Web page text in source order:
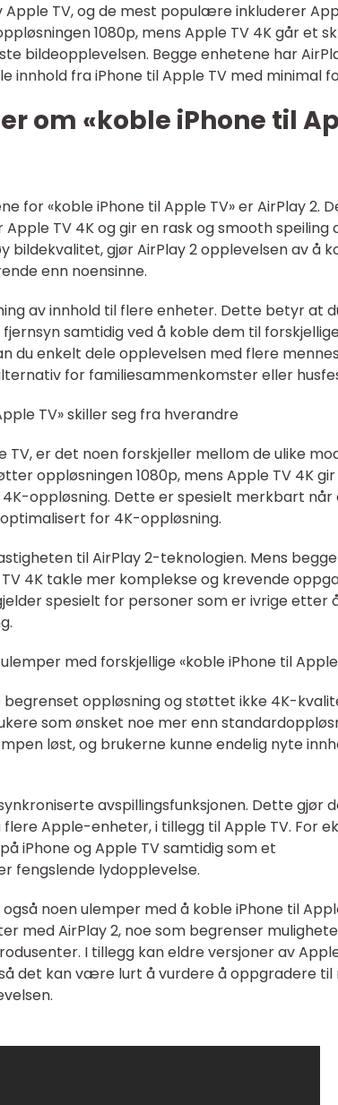
TV, og de mest populære inkluderer
1080p, mens Apple TV 4K går et
bildeopplevelsen. Begge enhetene har
innhold fra iPhone til Apple TV med minimal
om «koble iPhone til
for «koble iPhone til Apple TV» er AirPlay 2.
TV 4K og gir en rask og smooth speiling
bildekvalitet, gjør AirPlay 2 opplevelsen av å
enn noensinne.
av innhold til flere enheter. Dette betyr at
samtidig ved å koble dem til
du enkelt dele opplevelsen med flere
for familiesammenkomster eller
TV» skiller seg fra hverandre
TV, er det noen forskjeller mellom de ulike
oppløsningen 1080p, mens Apple TV 4K
oppløsning. Dette er spesielt merkbart når
for 4K-oppløsning.
til AirPlay 2-teknologien. Mens begge
4K takle mer komplekse og krevende
spesielt for personer som er ivrige etter
med forskjellige «koble iPhone til Apple
begrenset oppløsning og støttet ikke 4K-
som ønsket noe mer enn
løst, og brukerne kunne endelig nyte
avspillingsfunksjonen. Dette gjør
Apple-enheter, i tillegg til Apple TV. For
iPhone og Apple TV samtidig som et
fengslende lydopplevelse.
noen ulemper med å koble iPhone til
med AirPlay 2, noe som begrenser
I tillegg kan eldre versjoner av
det kan være lurt å vurdere å oppgradere til